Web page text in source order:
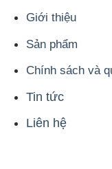
Tin tức
Liên hệ
📞
PHÒNG KINH
ĐẮC TRƯỜNG